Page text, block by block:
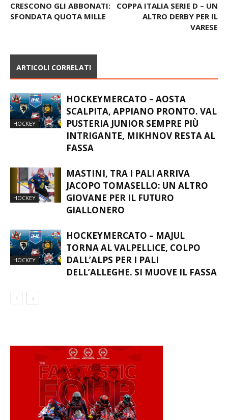
CRESCONO GLI ABBONATI:
SFONDATA QUOTA MILLE
COPPA ITALIA SERIE D – UN
ALTRO DERBY PER IL
VARESE
ARTICOLI CORRELATI
HOCKEY
HOCKEYMERCATO – AOSTA
SCALPITA, APPIANO PRONTO. VAL
PUSTERIA JUNIOR SEMPRE PIÙ
INTRIGANTE, MIKHNOV RESTA AL
FASSA
HOCKEY
MASTINI, TRA I PALI ARRIVA
JACOPO TOMASELLO: UN ALTRO
GIOVANE PER IL FUTURO
GIALLONERO
HOCKEY
HOCKEYMERCATO – MAJUL
TORNA AL VALPELLICE, COLPO
DALL’ALPS PER I PALI
DELL’ALLEGHE. SI MUOVE IL FASSA